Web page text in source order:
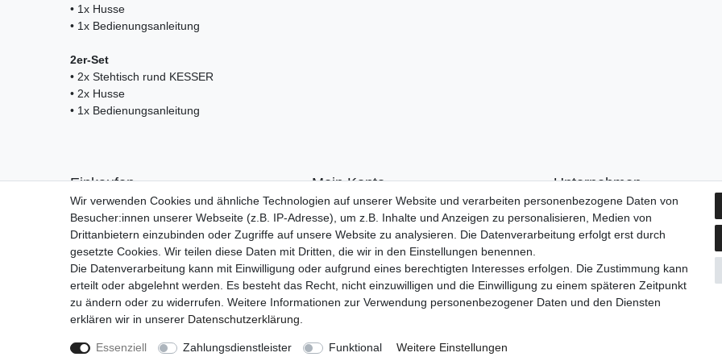
• 1x Husse
• 1x Bedienungsanleitung
2er-Set
• 2x Stehtisch rund KESSER
• 2x Husse
• 1x Bedienungsanleitung
Einkaufen
Zahlungsarten
Versandarten & -kosten
Warenkorb
Kasse
Widerrufsrecht
Mein Konto
Anmelden
Registrieren
Unternehmen
Kontakt
AGB
Datenschutzerklärung
Wir verwenden Cookies und ähnliche Technologien auf unserer Website und verarbeiten personenbezogene Daten von
Besucher:innen unserer Webseite (z.B. IP-Adresse), um z.B. Inhalte und Anzeigen zu personalisieren, Medien von
Drittanbietern einzubinden oder Zugriffe auf unsere Website zu analysieren. Die Datenverarbeitung erfolgt erst durch
gesetzte Cookies. Wir teilen diese Daten mit Dritten, die wir in den Einstellungen benennen.
Die Datenverarbeitung kann mit Einwilligung oder aufgrund eines berechtigten Interesses erfolgen. Die Zustimmung kann
erteilt oder abgelehnt werden. Es besteht das Recht, nicht einzuwilligen und die Einwilligung zu einem späteren Zeitpunkt
zu ändern oder zu widerrufen. Weitere Informationen zur Verwendung personenbezogener Daten und den Diensten
erklären wir in unserer Daten­schutz­erklärung
Essenziell Zahlungsdienstleister Funktional Weitere Einstellungen